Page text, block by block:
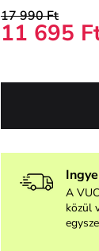
17 990 Ft
11 695
A
közül